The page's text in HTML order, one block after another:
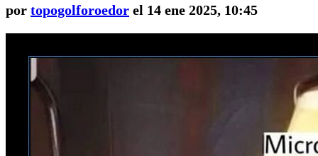
por topogolforoedor el 14 ene 2025, 10:45